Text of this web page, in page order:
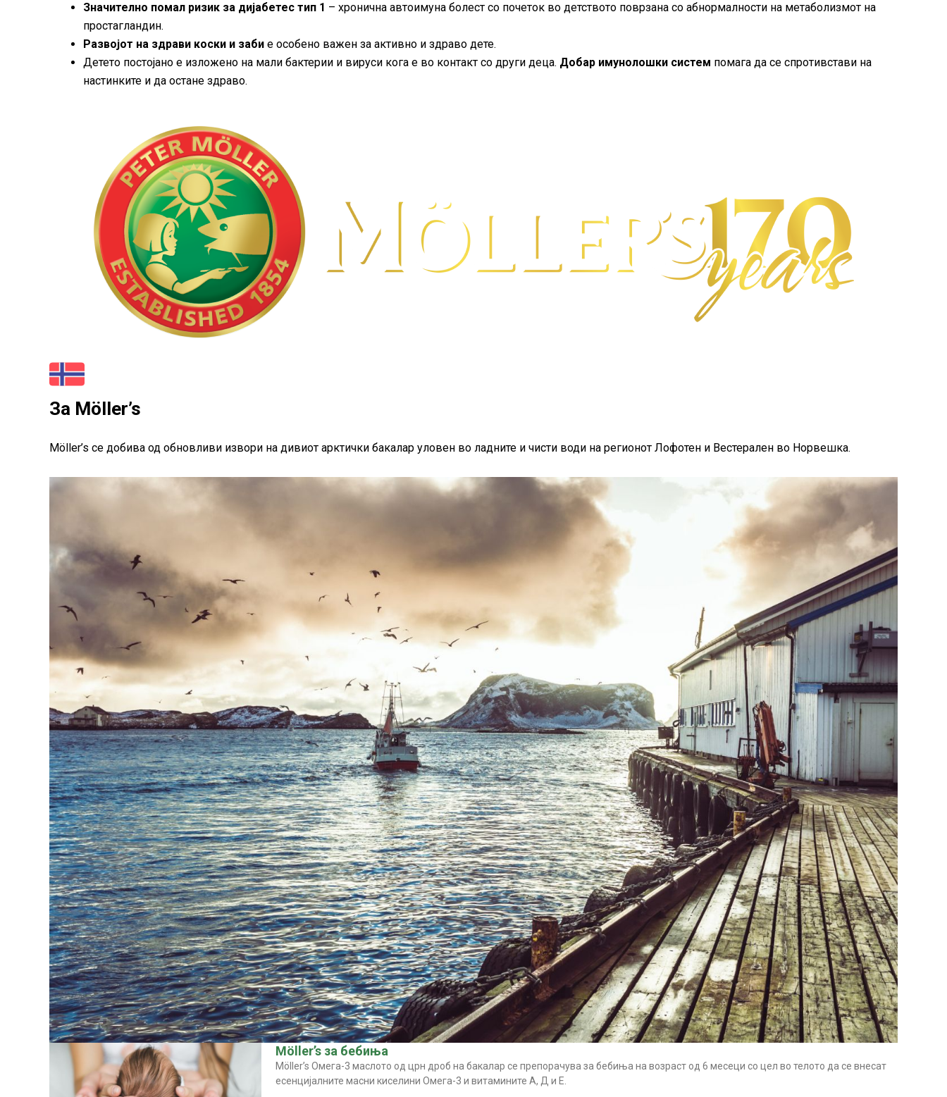
Значително помал ризик за дијабетес тип 1 – хронична автоимуна болест со почеток во детството поврзана со абнормалности на метаболизмот на
простагландин.
Развојот на здрави коски и заби е особено важен за активно и здраво дете.
Детето постојано е изложено на мали бактерии и вируси кога е во контакт со други деца. Добар имунолошки систем помага да се спротивстави на
настинките и да остане здраво.
За Möller’s
Möller’s се добива од обновливи извори на дивиот арктички бакалар уловен во ладните и чисти води на регионот Лофотен и Вестерален во Норвешка.
Möller’s за бебиња
Möller’s Омега-3 маслото од црн дроб на бакалар се препорачува за бебиња на возраст од 6 месеци со цел во телото да се внесат
есенцијалните масни киселини Омега-3 и витамините А, Д и Е.